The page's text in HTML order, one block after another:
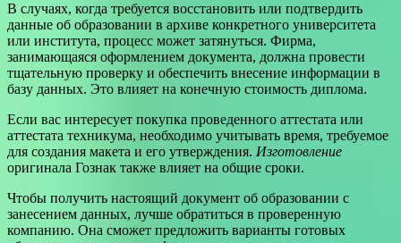
В случаях, когда требуется восстановить или подтвердить
данные об образовании в архиве конкретного университета
или института, процесс может затянуться. Фирма,
занимающаяся оформлением документа, должна провести
тщательную проверку и обеспечить внесение информации в
базу данных. Это влияет на конечную стоимость диплома.
Если вас интересует покупка проведенного аттестата или
аттестата техникума, необходимо учитывать время, требуемое
для создания макета и его утверждения. Изготовление
оригинала Гознак также влияет на общие сроки.
Чтобы получить настоящий документ об образовании с
занесением данных, лучше обратиться в проверенную
компанию. Она сможет предложить варианты готовых